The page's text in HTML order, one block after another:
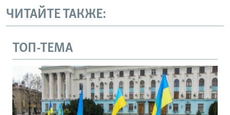
ЧИТАЙТЕ ТАКЖЕ:
ТОП-ТЕМА